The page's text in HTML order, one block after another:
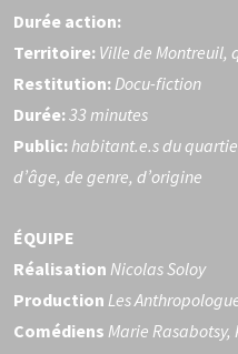
Durée action:
Territoire: Ville de Montreuil,
Restitution:Docu-fiction
Durée:33 minutes
Public:habitant.e.s du
d’âge, de genre, d’origine
ÉQUIPE
RéalisationNicolas Soloy
ProductionLes
Comédiens Marie